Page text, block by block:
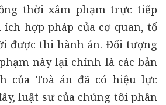
thời xâm phạm trực tiếp
hợp pháp của cơ quan, tổ
được thi hành án. Đối tượng
này lại chính là các bản
của Toà án đã có hiệu lực
luật sư của chúng tôi phân